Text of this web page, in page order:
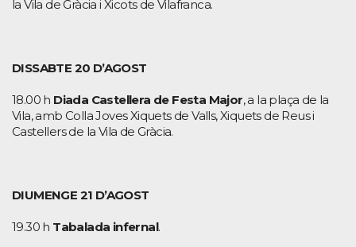
la Vila de Gràcia i Xicots de Vilafranca.
DISSABTE 20 D’AGOST
18.00 h Diada Castellera de Festa Major, a la plaça de la
Vila, amb Colla Joves Xiquets de Valls, Xiquets de Reus i
Castellers de la Vila de Gràcia.
DIUMENGE 21 D’AGOST
19.30 h Tabalada infernal.